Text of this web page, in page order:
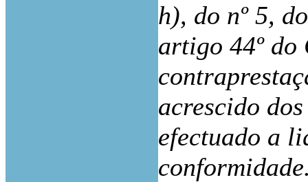
h), do nº 5,
artigo 44º do
acrescido
efectuado a